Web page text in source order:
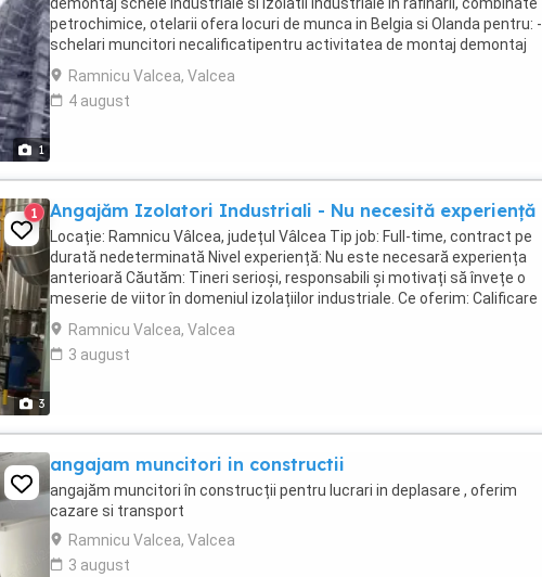
1
petrochimice, otelarii ofera locuri de munca in Belgia si Olanda pentru: -
schelari muncitori necalificatipentru activitatea de montaj demontaj
schele industriale; - ...
Ramnicu Valcea, Valcea
4 august
3
1 Angajăm Izolatori Industriali - Nu necesită experiență
Locație: Ramnicu Vâlcea, județul Vâlcea Tip job: Full-time, contract pe
durată nedeterminată Nivel experiență: Nu este necesară experiența
anterioară Căutăm: Tineri serioși, responsabili și motivați să învețe o
meserie de viitor în domeniul izolațiilor industriale. Ce oferim: Calificare
la locul ...
Ramnicu Valcea, Valcea
3 august
angajam muncitori in constructii
angajăm muncitori în construcții pentru lucrari in deplasare , oferim
cazare si transport
Ramnicu Valcea, Valcea
3 august